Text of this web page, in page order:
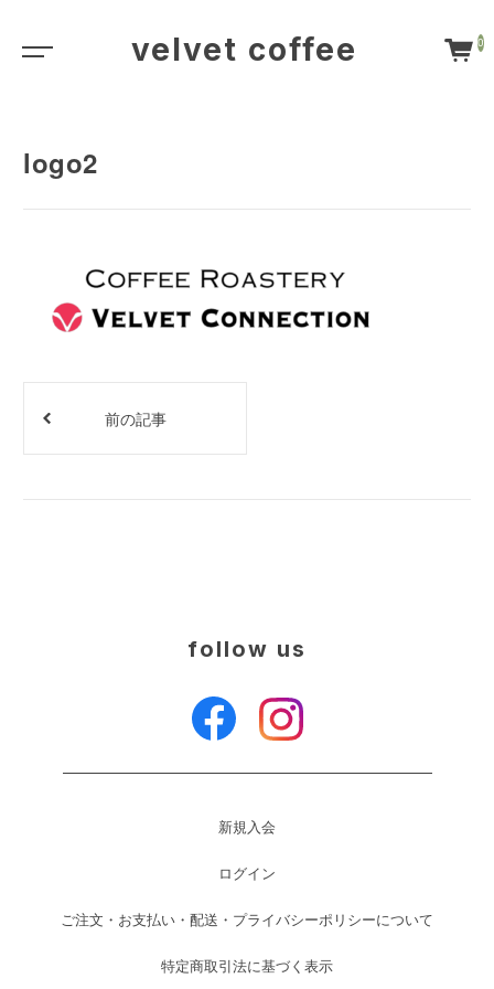
velvet coffee 0
logo2
前の記事
follow us
新規入会
ログイン
ご注文・お支払い・配送・プライバシーポリシーについて
特定商取引法に基づく表示